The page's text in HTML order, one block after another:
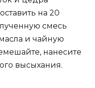
на 20
смесь
и чайную
нанесите
высыхания.